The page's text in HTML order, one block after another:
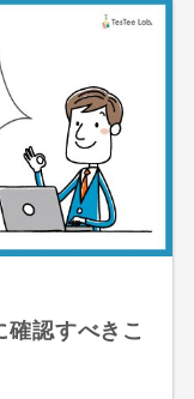
確認すべきこ